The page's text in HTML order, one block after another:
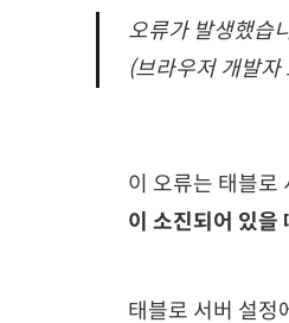
오류가 발생했습
(브라우저 개발
이 오류는 태블로
이 소진되어 있을
태블로 서버 설정